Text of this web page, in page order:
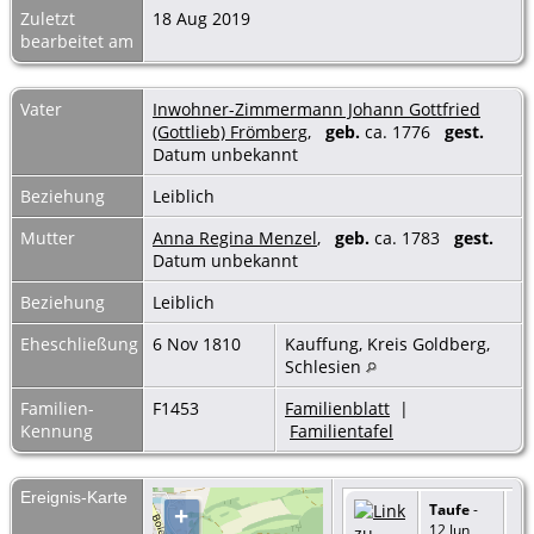
Zuletzt
bearbeitet am
18 Aug 2019
Vater
Inwohner-Zimmermann Johann Gottfried
(Gottlieb) Frömberg, geb. ca. 1776 gest.
Datum unbekannt
Beziehung
Leiblich
Mutter
Anna Regina Menzel, geb. ca. 1783 gest.
Datum unbekannt
Beziehung
Leiblich
Eheschließung
6 Nov 1810
Kauffung, Kreis Goldberg,
Schlesien
Familien-
Kennung
F1453 Familienblatt |
Familientafel
Ereignis-Karte
+ Taufe-
12 Jun